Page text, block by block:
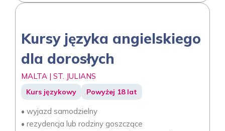
Kursy języka angielskiego
dla dorosłych
MALTA | ST. JULIANS
Kurs językowy Powyżej 18 lat
• wyjazd samodzielny
• rezydencja lub rodziny goszczące